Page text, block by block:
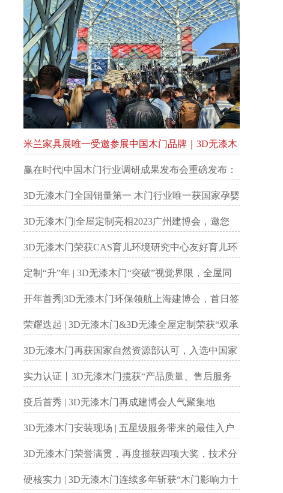
米兰家具展唯一受邀参展中国木门品牌｜3D无漆木
门登陆米兰家具展
赢在时代|中国木门行业调研成果发布会重磅发布：
3D无漆木门 全国销量第一
3D无漆木门全国销量第一 木门行业唯一获国家孕婴
网认证企业
3D无漆木门|全屋定制亮相2023广州建博会，邀您
联“首”共赢
3D无漆木门荣获CAS育儿环境研究中心友好育儿环
境产品认证
定制“升”年 | 3D无漆木门“突破”视觉界限，全屋同
款同色一体定制持续升温
开年首秀|3D无漆木门环保领航上海建博会，首日签
单突破50余组！！
荣耀迭起 | 3D无漆木门&3D无漆全屋定制荣获“双承
诺活动单位”及“定制示范品牌”双殊荣！
3D无漆木门再获国家自然资源部认可，入选中国家
居百强品牌
实力认证丨3D无漆木门揽获“产品质量、售后服务
双承诺活动单位”和“经销商认可品牌”双项殊荣！
疫后首秀 | 3D无漆木门再成建博会人气聚集地
3D无漆木门安装现场 | 五星级服务带来的最佳入户
体验
3D无漆木门荣誉满贯，再度揽获四项大奖，技术分
享与行业共享发展
硬核实力 | 3D无漆木门连续多年斩获“木门影响力十